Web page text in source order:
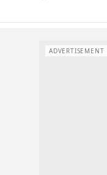
ADVERTISEMENT